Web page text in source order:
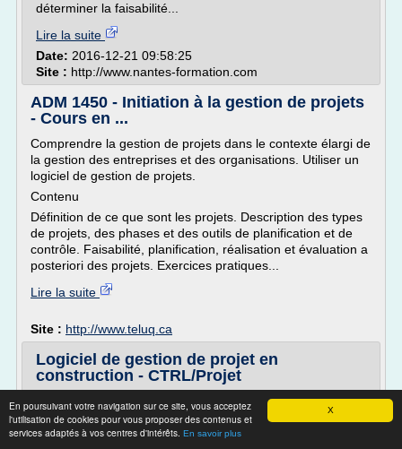
X
En poursuivant votre navigation sur ce site, vous acceptez
l'utilisation de cookies pour vous proposer des contenus et
services adaptés à vos centres d'intérêts. En savoir plus
déterminer la faisabilité...
Lire la suite
Date: 2016-12-21 09:58:25
Site : http://www.nantes-formation.com
ADM 1450 - Initiation à la gestion de projets
- Cours en ...
Comprendre la gestion de projets dans le contexte élargi de
la gestion des entreprises et des organisations. Utiliser un
logiciel de gestion de projets.
Contenu
Définition de ce que sont les projets. Description des types
de projets, des phases et des outils de planification et de
contrôle. Faisabilité, planification, réalisation et évaluation a
posteriori des projets. Exercices pratiques...
Lire la suite
Site : http://www.teluq.ca
Logiciel de gestion de projet en
construction - CTRL/Projet
logiciel de gestion construction s'impose désormais
comme LA RÉFÉRENCE pour gérer vos projets
d'ENVERGURE!